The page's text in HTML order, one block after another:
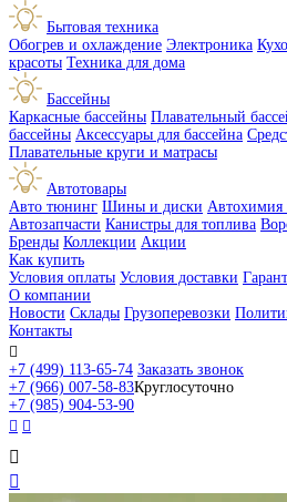
Бытовая техника
Обогрев и охлаждение Электроника
красоты Техника для дома
Бассейны
Каркасные бассейны Плавательный
бассейны Аксессуары для бассейна
Плавательные круги и матрасы
Автотовары
Авто тюнинг Шины и диски Автохимия
Автозапчасти Канистры для топлива
Бренды Коллекции Акции
Как купить
Условия оплаты Условия доставки
О компании
Новости Склады Грузоперевозки
Контакты

+7 (499) 113-65-74 Заказать звонок
+7 (966) 007-58-83Круглосуточно
+7 (985) 904-53-90
 

